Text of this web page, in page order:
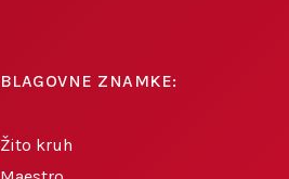
BLAGOVNE ZNAMKE:
Žito kruh